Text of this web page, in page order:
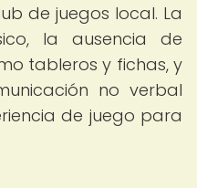
de juegos local. La
la ausencia de
tableros y fichas, y
no verbal
de juego para